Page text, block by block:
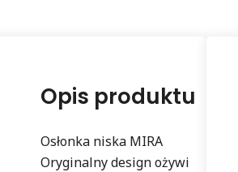
Opis produktu
Osłonka niska MIRA
Oryginalny design ożywi